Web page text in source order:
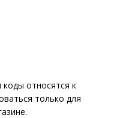
относятся к
только для